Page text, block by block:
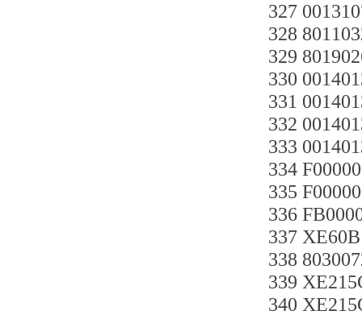
327
328
329
330
331
332
333
334
335
336
337
338
339
340